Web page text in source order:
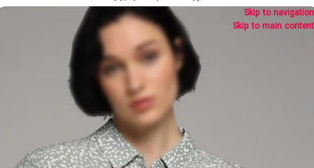
Skip to navigation
Skip to main content